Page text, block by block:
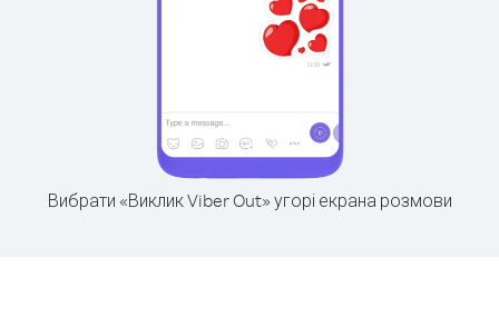
Вибрати «Виклик Viber Out» угорі екрана розмови